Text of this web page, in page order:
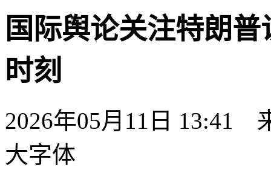
国际舆论关注特朗
时刻
2026年05月11日 13:41
大字体